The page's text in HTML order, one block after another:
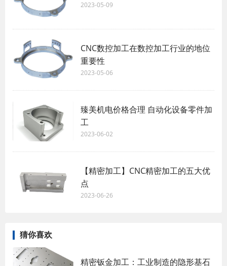
2023-05-09
CNC数控加工在数控加工行业的地位
重要性
2023-05-06
臻美机电价格合理 自动化设备零件加
工
2023-06-02
【精密加工】CNC精密加工的五大优
点
2023-06-26
猜你喜欢
精密钣金加工：工业制造的隐形基石